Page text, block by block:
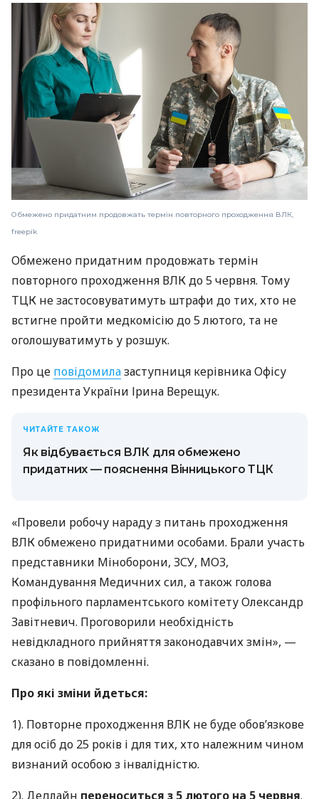
Обмежено придатним продовжать термін повторного проходження ВЛК,
freepik
Обмежено придатним продовжать термін
повторного проходження ВЛК до 5 червня. Тому
ТЦК не застосовуватимуть штрафи до тих, хто не
встигне пройти медкомісію до 5 лютого, та не
оголошуватимуть у розшук.
Про це повідомилазаступниця керівника Офісу
президента України Ірина Верещук.
ЧИТАЙТЕ ТАКОЖ
Як відбувається ВЛК для обмежено
придатних — пояснення Вінницького ТЦК
«Провели робочу нараду з питань проходження
ВЛК обмежено придатними особами. Брали участь
представники Міноборони, ЗСУ, МОЗ,
Командування Медичних сил, а також голова
профільного парламентського комітету Олександр
Завітневич. Проговорили необхідність
невідкладного прийняття законодавчих змін», —
сказано в повідомленні.
Про які зміни йдеться:
1). Повторне проходження ВЛК не буде обовʼязкове
для осіб до 25 років і для тих, хто належним чином
визнаний особою з інвалідністю.
2). Дедлайн переноситься з 5 лютого на 5 червня.